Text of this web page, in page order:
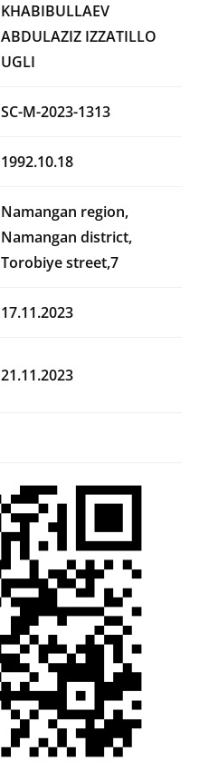
KHABIBULLAEV
ABDULAZIZ IZZATILLO
UGLI
SC-M-2023-1313
1992.10.18
Namangan region,
Namangan district,
Torobiye street,7
17.11.2023
21.11.2023